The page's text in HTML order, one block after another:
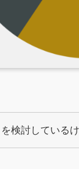
検討している